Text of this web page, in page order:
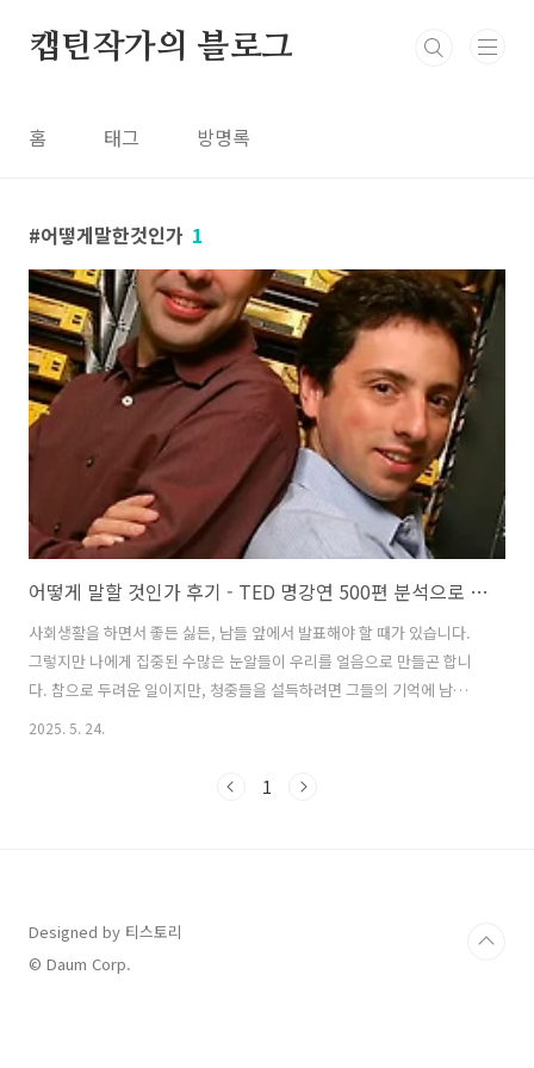
캡틴작가의 블로그
홈 태그 방명록
어떻게말한것인가 1
어떻게 말할 것인가 후기 - TED 명강연 500편 분석으로 밝혀낸 스피치 비법
사회생활을 하면서 좋든 싫든, 남들 앞에서 발표해야 할 때가 있습니다.
그렇지만 나에게 집중된 수많은 눈알들이 우리를 얼음으로 만들곤 합니
다. 참으로 두려운 일이지만, 청중들을 설득하려면 그들의 기억에 남도록
우리의 생각을 잘 전달해야 합니다. 구글 등 글로벌 기업들의 커뮤니케이
Technology, Education and Design)의 명강연 500여 편을 분석하였
2025. 5. 24.
1
Designed by 티스토리
© Daum Corp.